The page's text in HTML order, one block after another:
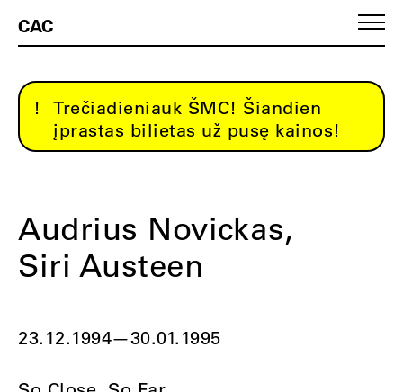
CAC
Trečiadieniauk ŠMC! Šiandien
įprastas bilietas už pusę kainos!
Audrius Novickas,
Siri Austeen
23.12.1994—30.01.1995